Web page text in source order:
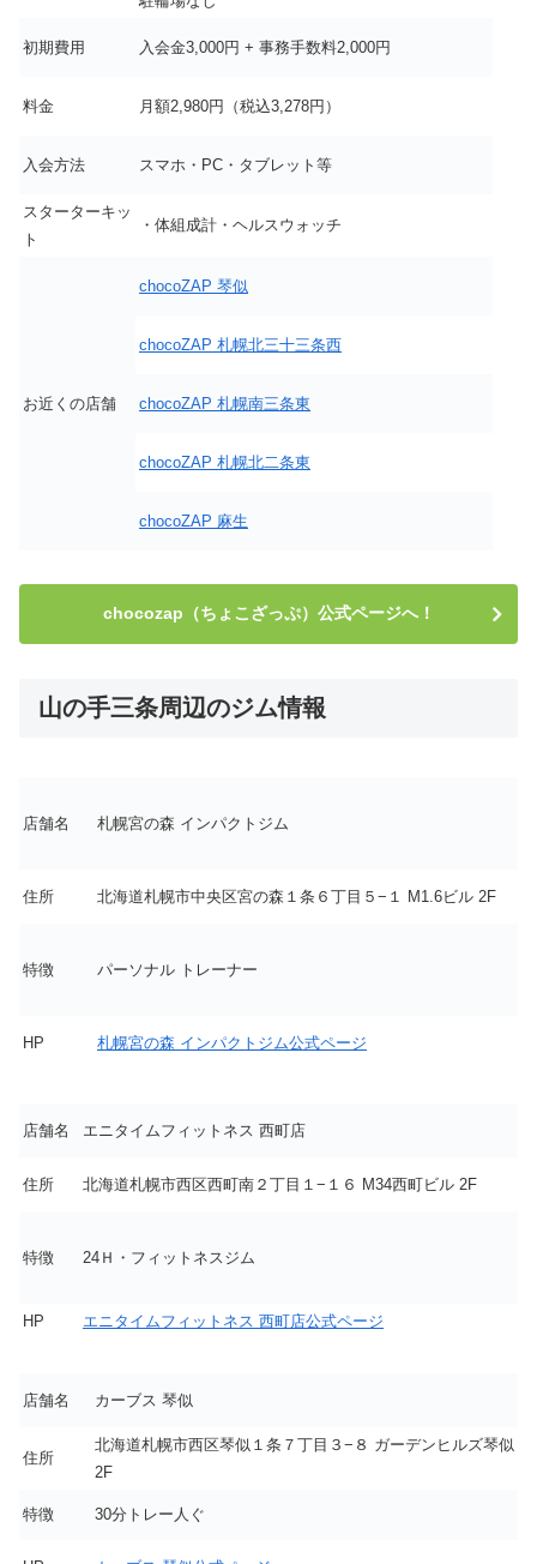
初期費用 入会金3,000円 + 事務手数料2,000円
料金 月額2,980円（税込3,278円）
入会方法 スマホ・PC・タブレット等
スターターキッ
ト
・体組成計・ヘルスウォッチ
お近くの店舗
chocoZAP 琴似
chocoZAP 札幌北三十三条西
chocoZAP 札幌南三条東
chocoZAP 札幌北二条東
chocoZAP 麻生
chocozap（ちょこざっぷ）公式ページへ！
山の手三条周辺のジム情報
店舗名 札幌宮の森 インパクトジム
住所 北海道札幌市中央区宮の森１条６丁目５−１ M1.6ビル 2F
特徴 パーソナル トレーナー
HP 札幌宮の森 インパクトジム公式ページ
店舗名 エニタイムフィットネス 西町店
住所 北海道札幌市西区西町南２丁目１−１６ M34西町ビル 2F
特徴 24Ｈ・フィットネスジム
HP エニタイムフィットネス 西町店公式ページ
店舗名 カーブス 琴似
住所
北海道札幌市西区琴似１条７丁目３−８ ガーデンヒルズ琴似
2F
特徴 30分トレー人ぐ